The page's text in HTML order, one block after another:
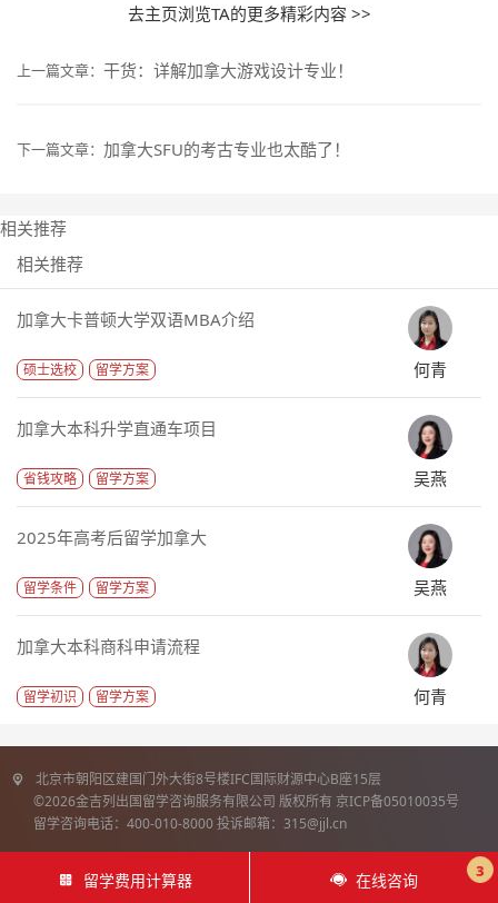
去主页浏览TA的更多精彩内容 >>
上一篇文章： 干货：详解加拿大游戏设计专业！
下一篇文章： 加拿大SFU的考古专业也太酷了！
相关推荐
相关推荐
加拿大卡普顿大学双语MBA介绍
硕士选校 留学方案 何青
加拿大本科升学直通车项目
省钱攻略 留学方案 吴燕
2025年高考后留学加拿大
留学条件 留学方案 吴燕
加拿大本科商科申请流程
留学初识 留学方案 何青
北京市朝阳区建国门外大街8号楼IFC国际财源中心B座15层
©2026金吉列出国留学咨询服务有限公司 版权所有 京ICP备05010035号
留学咨询电话：400-010-8000 投诉邮箱：315@jjl.cn
留学费用计算器 在线咨询 3